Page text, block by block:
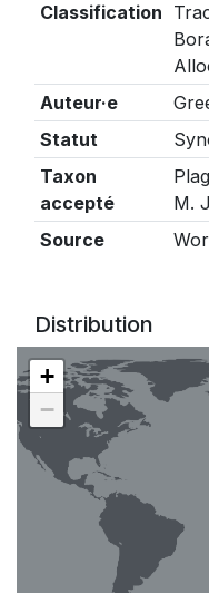
Classification
Auteur·e
Statut
Taxon
accepté
M.
Source
Distribution
+
−